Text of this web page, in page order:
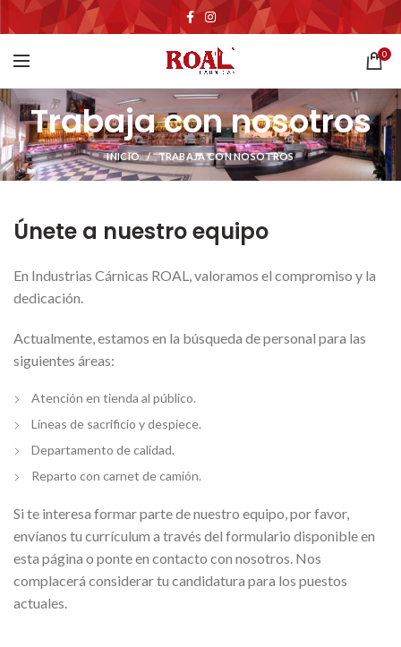
0
Trabaja con nosotros
INICIO TRABAJA CON NOSOTROS
Únete a nuestro equipo
En Industrias Cárnicas ROAL, valoramos el compromiso y la
dedicación.
Actualmente, estamos en la búsqueda de personal para las
siguientes áreas:
Atención en tienda al público.
Líneas de sacrificio y despiece.
Departamento de calidad.
Reparto con carnet de camión.
Si te interesa formar parte de nuestro equipo, por favor,
envíanos tu currículum a través del formulario disponible en
esta página o ponte en contacto con nosotros. Nos
complacerá considerar tu candidatura para los puestos
actuales.